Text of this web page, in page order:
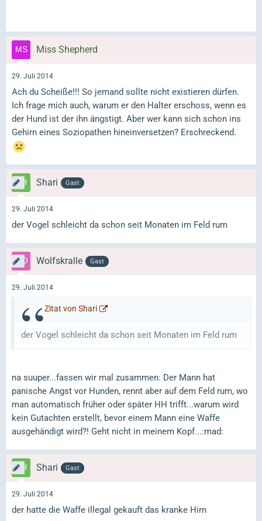
Miss Shepherd
29. Juli 2014
Ach du Scheiße!!! So jemand sollte nicht existieren dürfen.
Ich frage mich auch, warum er den Halter erschoss, wenn es
der Hund ist der ihn ängstigt. Aber wer kann sich schon ins
Gehirn eines Soziopathen hineinversetzen? Erschreckend.
Shari Gast
29. Juli 2014
der Vogel schleicht da schon seit Monaten im Feld rum
Wolfskralle Gast
29. Juli 2014
Zitat von Shari
der Vogel schleicht da schon seit Monaten im Feld rum
na suuper...fassen wir mal zusammen: Der Mann hat
panische Angst vor Hunden, rennt aber auf dem Feld rum, wo
man automatisch früher oder später HH trifft...warum wird
kein Gutachten erstellt, bevor einem Mann eine Waffe
ausgehändigt wird?! Geht nicht in meinem Kopf...:mad:
Shari Gast
29. Juli 2014
der hatte die Waffe illegal gekauft das kranke Hirn